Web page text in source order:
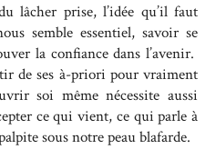
lâcher prise, l’idée qu’il faut
semble essentiel, savoir se
la confiance dans l’avenir.
de ses à-priori pour vraiment
soi même nécessite aussi
ce qui vient, ce qui parle à
sous notre peau blafarde.